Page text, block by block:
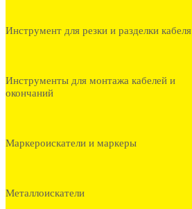
Инструмент для резки и разделки кабеля
Инструменты для монтажа кабелей и
окончаний
Маркероискатели и маркеры
Металлоискатели